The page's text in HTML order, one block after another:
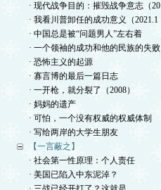
· 现代战争目的：摧毁战争意志（20
· 我看川普卸任的成功意义（2021.1
· 中国总是被“问题男人”左右着
· 一个领袖的成功和他的民族的失败
· 恐怖主义的起源
· 寡言博的最后一篇日志
· 一开枪，就分裂了（2008）
· 妈妈的遗产
· 可怕，一个没有权威的权威体制
· 写给两岸的大学生朋友
【一言蔽之】
· 社会第一性原理：个人责任
· 美国已陷入中东泥淖？